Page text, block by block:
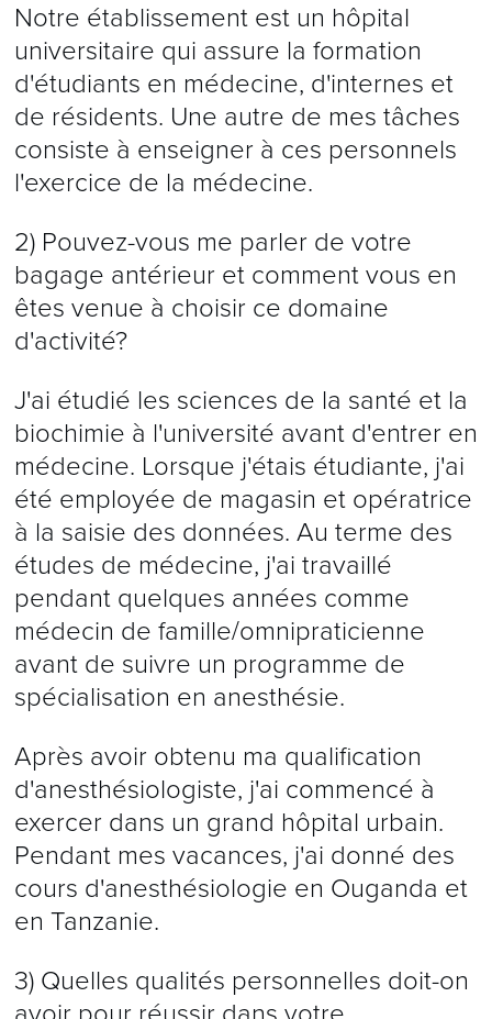
Notre établissement est un hôpital
universitaire qui assure la formation
d'étudiants en médecine, d'internes et
de résidents. Une autre de mes tâches
consiste à enseigner à ces personnels
l'exercice de la médecine.
2) Pouvez-vous me parler de votre
bagage antérieur et comment vous en
êtes venue à choisir ce domaine
d'activité?
J'ai étudié les sciences de la santé et la
biochimie à l'université avant d'entrer en
médecine. Lorsque j'étais étudiante, j'ai
été employée de magasin et opératrice
à la saisie des données. Au terme des
études de médecine, j'ai travaillé
pendant quelques années comme
médecin de famille/omnipraticienne
avant de suivre un programme de
spécialisation en anesthésie.
Après avoir obtenu ma qualification
d'anesthésiologiste, j'ai commencé à
exercer dans un grand hôpital urbain.
Pendant mes vacances, j'ai donné des
cours d'anesthésiologie en Ouganda et
en Tanzanie.
3) Quelles qualités personnelles doit-on